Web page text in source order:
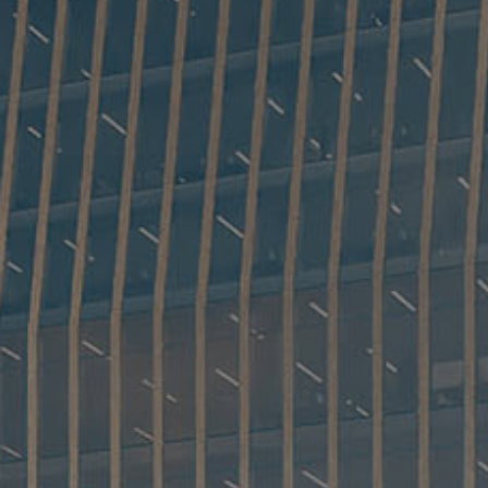
CookieScriptConsent
Name
_ga
Name
Domain